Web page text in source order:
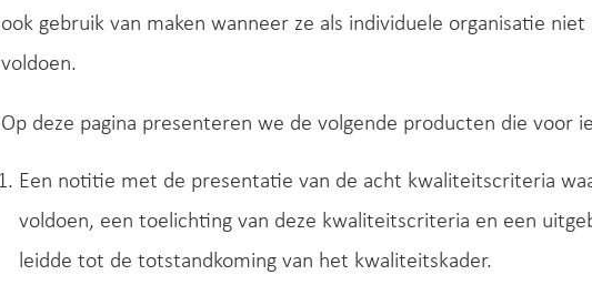
ook gebruik van maken wanneer ze als individuele organisatie
voldoen.
Op deze pagina presenteren we de volgende producten die voor
Een notitie met de presentatie van de acht kwaliteitscriteria
voldoen, een toelichting van deze kwaliteitscriteria en een
leidde tot de totstandkoming van het kwaliteitskader.